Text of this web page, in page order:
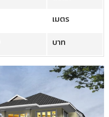
เมตร
บาท